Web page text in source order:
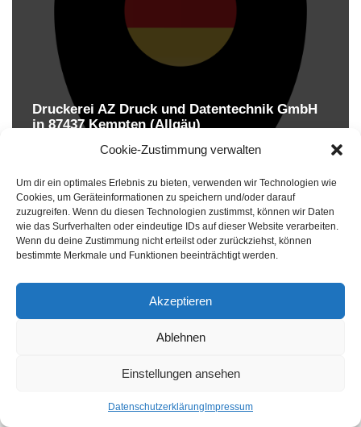
Cookie-Zustimmung verwalten
Um dir ein optimales Erlebnis zu bieten, verwenden wir Technologien wie
Cookies, um Geräteinformationen zu speichern und/oder darauf
zuzugreifen. Wenn du diesen Technologien zustimmst, können wir Daten
wie das Surfverhalten oder eindeutige IDs auf dieser Website verarbeiten.
Wenn du deine Zustimmung nicht erteilst oder zurückziehst, können
bestimmte Merkmale und Funktionen beeinträchtigt werden.
Akzeptieren
Ablehnen
Einstellungen ansehen
Datenschutzerklärung Impressum
Druckerei AZ Druck und Datentechnik GmbH
in 87437 Kempten (Allgäu)
Druckereien in Deutschland
Druckereien in Deutschland